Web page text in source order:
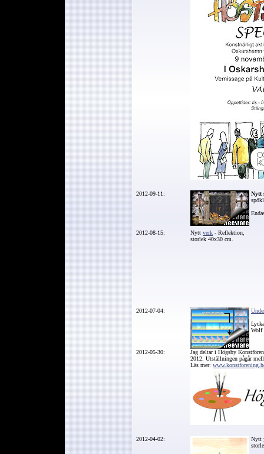
2012-09-11:
Nytt
2012-08-15: Nytt verk - Reflektion,
storlek 40x30 cm.
2012-07-04:
Wolf
2012-05-30:
Jag deltar i Högsby
2012. Utställningen pågår
Läs mer:
2012-04-02: Nytt